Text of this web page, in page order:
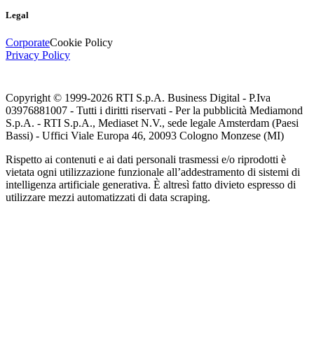
Legal
CorporateCookie Policy
Privacy Policy
Copyright © 1999-2026 RTI S.p.A. Business Digital - P.Iva
03976881007 - Tutti i diritti riservati - Per la pubblicità Mediamond
S.p.A. - RTI S.p.A., Mediaset N.V., sede legale Amsterdam (Paesi
Bassi) - Uffici Viale Europa 46, 20093 Cologno Monzese (MI)
Rispetto ai contenuti e ai dati personali trasmessi e/o riprodotti è
vietata ogni utilizzazione funzionale all’addestramento di sistemi di
intelligenza artificiale generativa. È altresì fatto divieto espresso di
utilizzare mezzi automatizzati di data scraping.